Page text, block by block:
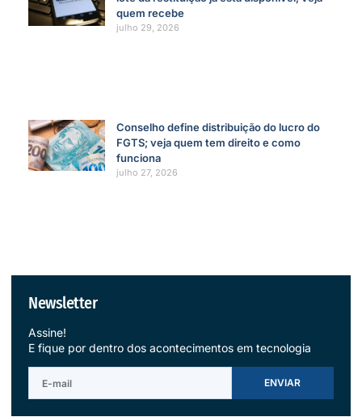
quem recebe
julho 29, 2026
Conselho define distribuição do lucro do
FGTS; veja quem tem direito e como
funciona
julho 27, 2026
Newsletter
Assine!
E fique por dentro dos acontecimentos em tecnologia
ENVIAR